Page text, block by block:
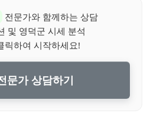
전문가와 함께하는 상담
및 영덕군 시세 분석
릭하여 시작하세요!
문가 상담하기